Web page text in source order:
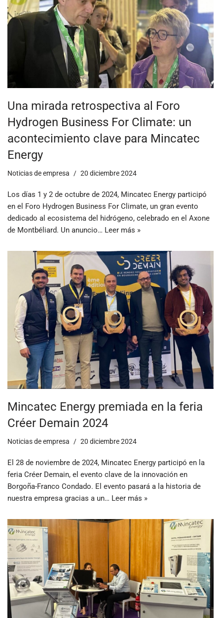
Una mirada retrospectiva al Foro
Hydrogen Business For Climate: un
acontecimiento clave para Mincatec
Energy
Noticias de empresa 20 diciembre 2024
Los días 1 y 2 de octubre de 2024, Mincatec Energy participó
en el Foro Hydrogen Business For Climate, un gran evento
dedicado al ecosistema del hidrógeno, celebrado en el Axone
de Montbéliard. Un anuncio… Leer más »
Mincatec Energy premiada en la feria
Créer Demain 2024
Noticias de empresa 20 diciembre 2024
El 28 de noviembre de 2024, Mincatec Energy participó en la
feria Créer Demain, el evento clave de la innovación en
Borgoña-Franco Condado. El evento pasará a la historia de
nuestra empresa gracias a un… Leer más »